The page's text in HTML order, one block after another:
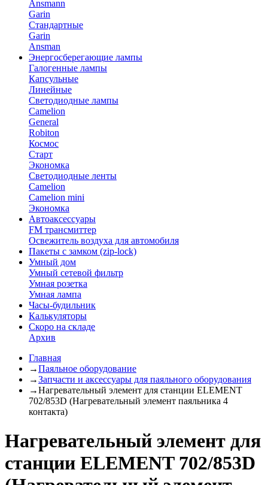
Ansmann
Garin
Стандартные
Garin
Ansman
Энергосберегающие лампы
Галогенные лампы
Капсульные
Линейные
Светодиодные лампы
Camelion
General
Robiton
Космос
Старт
Экономка
Светодиодные ленты
Camelion
Camelion mini
Экономка
Автоаксессуары
FM трансмиттер
Освежитель воздуха для автомобиля
Пакеты с замком (zip-lock)
Умный дом
Умный сетевой фильтр
Умная розетка
Умная лампа
Часы-будильник
Калькуляторы
Скоро на складе
Архив
Главная
→Паяльное оборудование
→Запчасти и аксессуары для паяльного оборудования
→Нагревательный элемент для станции ELEMENT
702/853D (Нагревательный элемент паяльника 4
контакта)
Нагревательный элемент для
станции ELEMENT 702/853D